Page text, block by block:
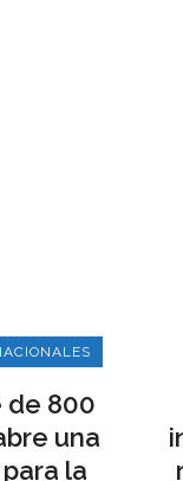
de 800
una
la